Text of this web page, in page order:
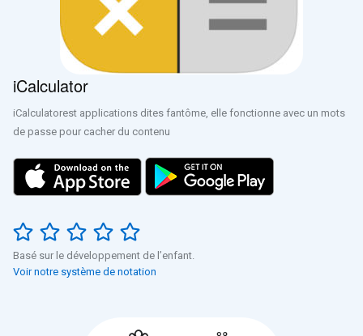
iCalculator
iCalculatorest applications dites fantôme, elle fonctionne avec un mots
de passe pour cacher du contenu
Basé sur le développement de l’enfant.
Voir notre système de notation